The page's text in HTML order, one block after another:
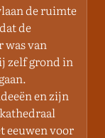
de ruimte
de
was van
zelf grond in
en zijn
eeuwen voor